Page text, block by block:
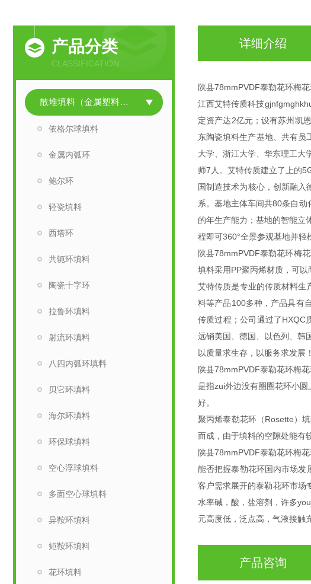
产品分类
CLASSIFICATION
散堆填料（金属塑料陶瓷）
依格尔球填料
金属内弧环
鲍尔环
轻瓷填料
西塔环
共轭环填料
陶瓷十字环
拉鲁环填料
射流环填料
八四内弧环填料
贝它环填料
海尔环填料
环保球填料
空心浮球填料
多面空心球填料
异鞍环填料
矩鞍环填料
花环填料
详细介绍
陕县78mmPVDF泰勒花环梅
江西艾特传质科技
定资产达2亿元；设有苏州凯
东陶瓷填料生产基地、共有
大学、浙江大学、华东理工大
师7人。艾特传质建立了上的
国制造技术为核心，创新融
系。基地主体车间共80条自
的年生产能力；基地的智能立
程即可360°全景参观基地并轻
陕县78mmPVDF泰勒花环梅
填料采用PP聚丙烯材质，可
艾特传质是专业的传质材料生
料等产品100多种，产品具有
传质过程；公司通过了HXQC
远销美国、德国、以色列、韩
以质量求生存，以服务求发展
陕县78mmPVDF泰勒花环梅
是指zui外边没有圈圈花环小
好。
聚丙烯泰勒花环（Rosette）
而成，由于填料的空隙处能有
陕县78mmPVDF泰勒花环梅
能否把握泰勒花环国内市场发
客户需求展开的泰勒花环市场
水率碱，酸，盐溶剂，许多
元高度低，泛点高，气液接触
产品咨询